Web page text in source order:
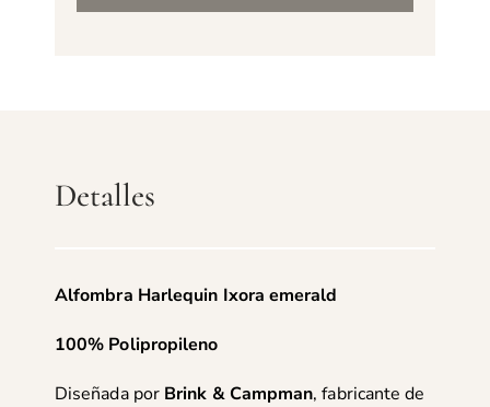
Detalles
Alfombra Harlequin Ixora emerald
100% Polipropileno
Diseñada por Brink & Campman, fabricante de